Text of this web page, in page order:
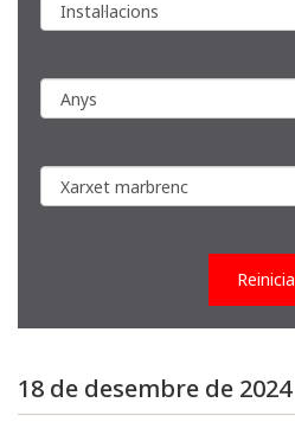
Reinicia
18 de desembre de 2024